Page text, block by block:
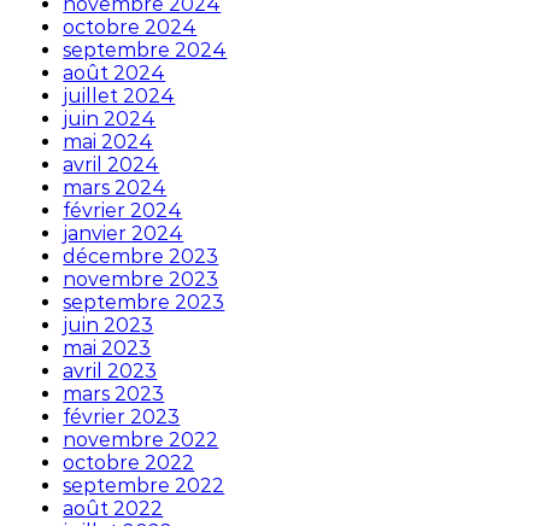
octobre 2024
septembre 2024
août 2024
juillet 2024
juin 2024
mai 2024
avril 2024
mars 2024
février 2024
janvier 2024
décembre 2023
novembre 2023
septembre 2023
juin 2023
mai 2023
avril 2023
mars 2023
février 2023
novembre 2022
octobre 2022
septembre 2022
août 2022